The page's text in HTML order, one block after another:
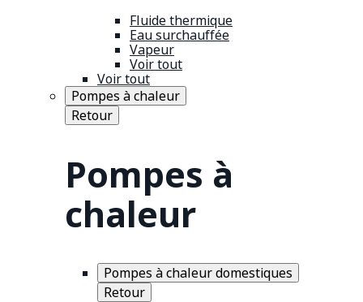
Fluide thermique
Eau surchauffée
Vapeur
Voir tout
Voir tout
Pompes à chaleur
Retour
Pompes à
chaleur
Pompes à chaleur domestiques
Retour